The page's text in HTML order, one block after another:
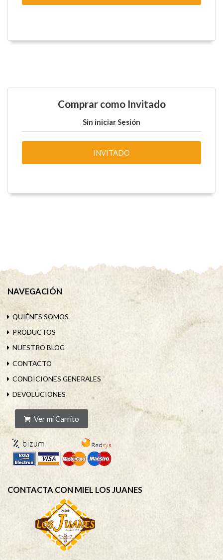
Comprar como Invitado
Sin iniciar Sesión
INVITADO
NAVEGACIÓN
QUIÉNES SOMOS
PRODUCTOS
NUESTRO BLOG
CONTACTO
CONDICIONES GENERALES
DEVOLUCIONES
Ver mi Carrito
CONTACTA CON MIEL LOS JUANES